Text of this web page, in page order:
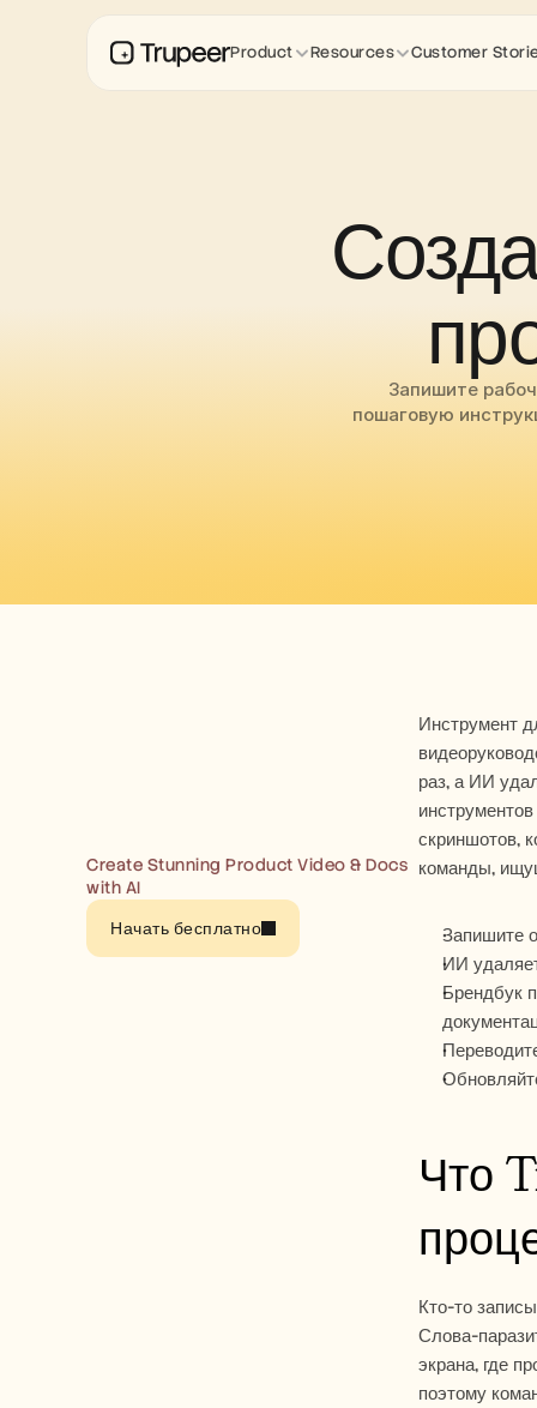
Запишите
пошаговую
Create Stunning Product Video & Docs
with AI
Начать бесплатно
Инструмент
раз, а ИИ
скриншотов,
команды,
Запишите
ИИ
Брендбук
Что
Кто-то
Слова-
экрана, где
поэтому
Product Resources Customer